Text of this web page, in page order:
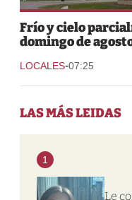
Frío y cielo
domingo de
LOCALES-07:25
LAS MÁS LEIDAS
1
Le